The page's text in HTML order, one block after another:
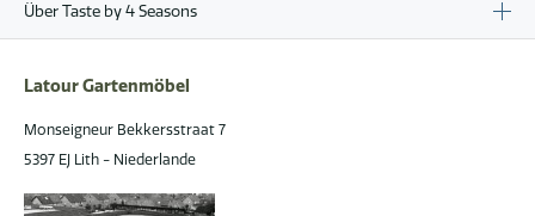
Über Taste by 4 Seasons
Latour Gartenmöbel
Monseigneur Bekkersstraat 7
5397 EJ Lith - Niederlande